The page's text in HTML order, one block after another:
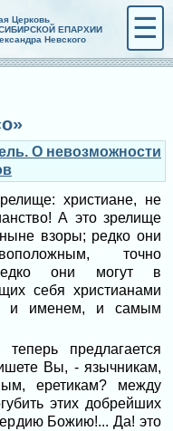
Церковь
ЕПАРХИИ
Невского
☰
О невозможности
христиане, не
А это зрелище
взоры; редко они
точно
они могут в
себя христианами
и именем, и самым
предлагается
Вы, - язычникам,
еретикам? между
этих добрейших
Божию!... Да! это